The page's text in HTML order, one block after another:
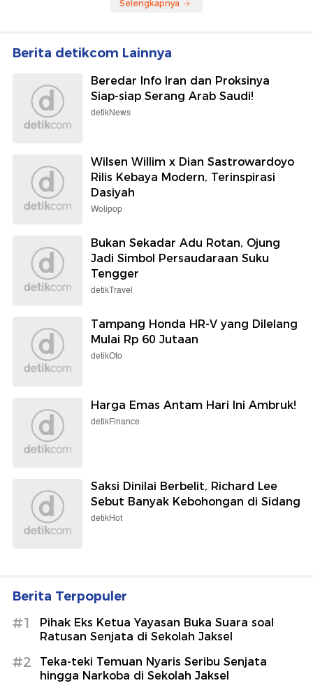
Selengkapnya
Berita detikcom Lainnya
Beredar Info Iran dan Proksinya
Siap-siap Serang Arab Saudi!
detikNews
Wilsen Willim x Dian Sastrowardoyo
Rilis Kebaya Modern, Terinspirasi
Dasiyah
Wolipop
Bukan Sekadar Adu Rotan, Ojung
Jadi Simbol Persaudaraan Suku
Tengger
detikTravel
Tampang Honda HR-V yang Dilelang
Mulai Rp 60 Jutaan
detikOto
Harga Emas Antam Hari Ini Ambruk!
detikFinance
Saksi Dinilai Berbelit, Richard Lee
Sebut Banyak Kebohongan di Sidang
detikHot
Berita Terpopuler
#1
Pihak Eks Ketua Yayasan Buka Suara soal
Ratusan Senjata di Sekolah Jaksel
#2
Teka-teki Temuan Nyaris Seribu Senjata
hingga Narkoba di Sekolah Jaksel